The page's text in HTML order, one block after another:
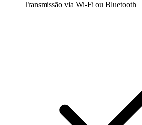
Transmissão via Wi-Fi ou Bluetooth